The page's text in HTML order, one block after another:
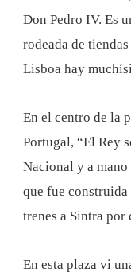
Don Pedro IV. Es
rodeada de
Lisboa hay
En el centro de la
Portugal, “El Rey
Nacional y a
que fue construida
trenes a Sintra por
En esta plaza vi